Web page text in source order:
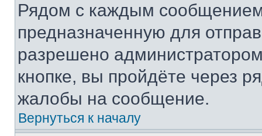
Рядом с каждым сообщением
предназначенную для
разрешено
кнопке, вы пройдёте через
жалобы на сообщение.
Вернуться к началу